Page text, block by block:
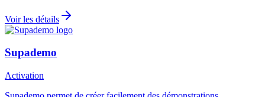
Voir les détails
Supademo
Activation